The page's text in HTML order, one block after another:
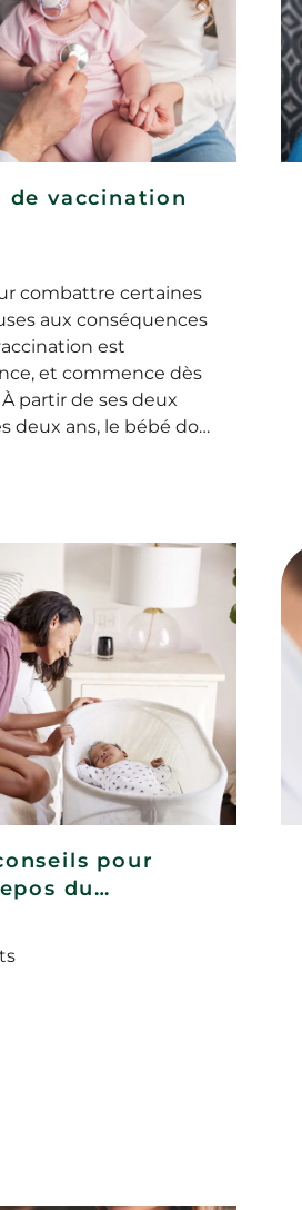
de vaccination
combattre certaines
aux conséquences
est
et commence dès
partir de ses deux
deux ans, le bébé doit
et suivre un
contre certains
est-il
vacciner son
le bébé doit-il être
des vaccinations) ? Et
des vaccins ?
pour
du